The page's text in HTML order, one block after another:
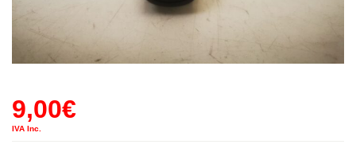
9,00€
IVA Inc.